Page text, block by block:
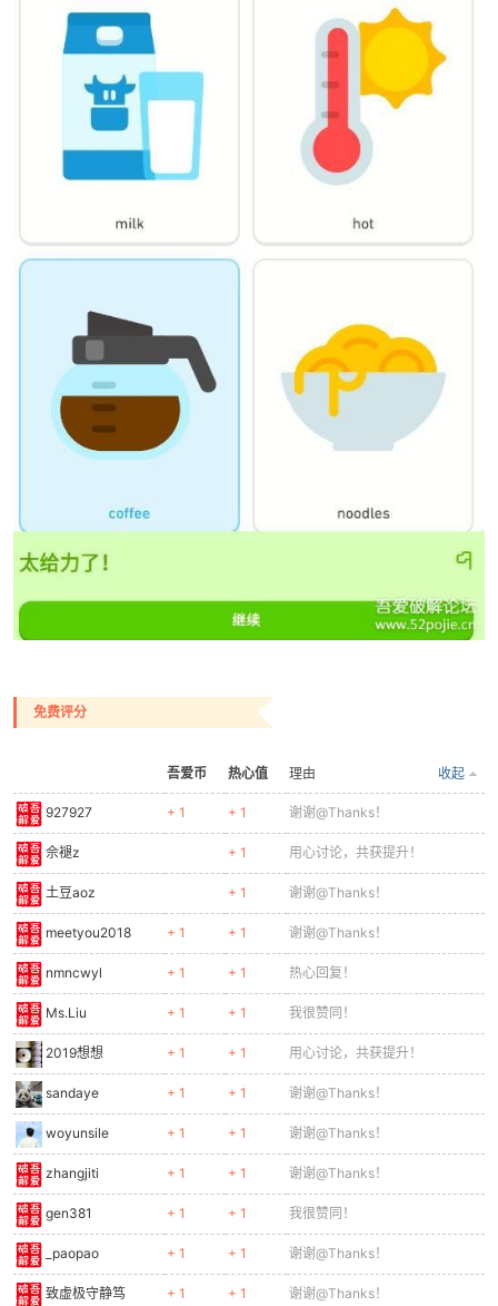
免费评分
吾爱币 热心值 收起
理由
927927 + 1 + 1 谢谢@Thanks！
佘褪z + 1 用心讨论，共获提升！
土豆aoz + 1 谢谢@Thanks！
meetyou2018 + 1 + 1 谢谢@Thanks！
nmncwyl + 1 + 1 热心回复！
Ms.Liu + 1 + 1 我很赞同！
2019想想 + 1 + 1 用心讨论，共获提升！
sandaye + 1 + 1 谢谢@Thanks！
woyunsile + 1 + 1 谢谢@Thanks！
zhangjiti + 1 + 1 谢谢@Thanks！
gen381 + 1 + 1 我很赞同！
_paopao + 1 + 1 谢谢@Thanks！
致虚极守静笃 + 1 + 1 谢谢@Thanks！